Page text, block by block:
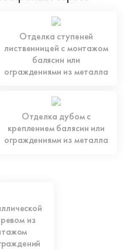
Отделка ступеней
лиственницей с монтажом
балясин или
ограждениями из металла
Отделка дубом с
креплением балясин или
ограждениями из металла
из